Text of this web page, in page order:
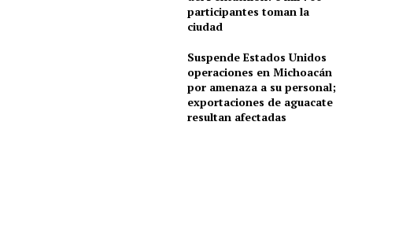
participantes toman la
ciudad
Suspende Estados Unidos
operaciones en Michoacán
por amenaza a su personal;
exportaciones de aguacate
resultan afectadas